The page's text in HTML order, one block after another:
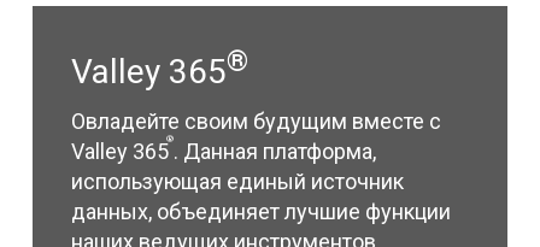
Valley 365®
Овладейте своим будущим вместе с
Valley 365®. Данная платформа,
использующая единый источник
данных, объединяет лучшие функции
наших ведущих инструментов